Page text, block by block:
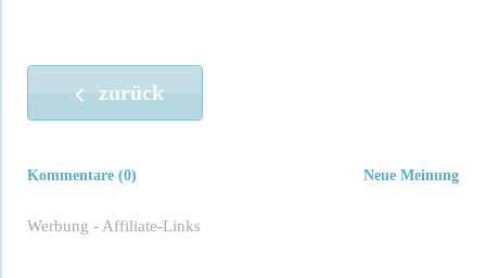
zurück
Neue Meinung
Kommentare (0)
Werbung - Affiliate-Links